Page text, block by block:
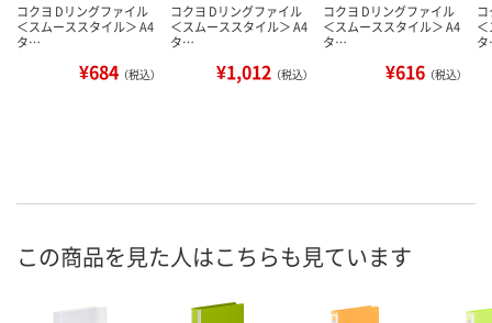
コクヨ Dリングファイル
＜スムーススタイル＞ A4
タ…
¥684 （税込）
コクヨ Dリングファイル
＜スムーススタイル＞ A4
タ…
¥1,012 （税込）
コクヨ Dリングファイル
＜スムーススタイル＞ A4
タ…
¥616 （税込）
この商品を見た人はこちらも見ています